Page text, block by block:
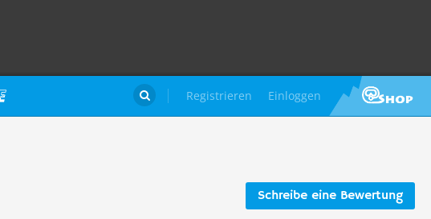
Registrieren Einloggen

Schreibe eine Bewertung